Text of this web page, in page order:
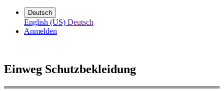
Deutsch
English (US) Deutsch
Anmelden
Einweg Schutzbekleidung